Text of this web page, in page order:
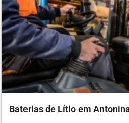
Baterias de Lítio em